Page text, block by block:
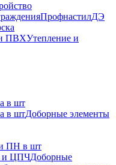
ПрофнастилДЭ
ПВХУтепление и
в шт
в штДоборные элементы
ПН в шт
и ЦПЧДоборные